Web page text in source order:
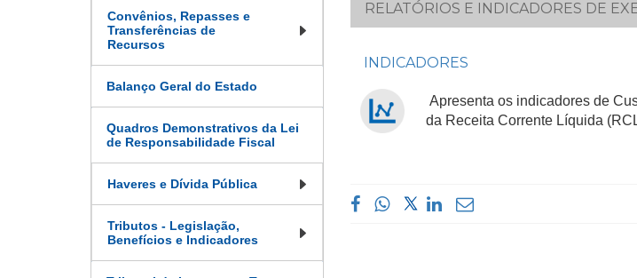
Convênios, Repasses e
Transferências de
Recursos
Balanço Geral do Estado
Quadros Demonstrativos da Lei
de Responsabilidade Fiscal
Haveres e Dívida Pública
Tributos - Legislação,
Benefícios e Indicadores
RELATÓRIOS E INDICADORES DE
INDICADORES ​
Apresenta os indicadores de
da Receita Corrente Líquida